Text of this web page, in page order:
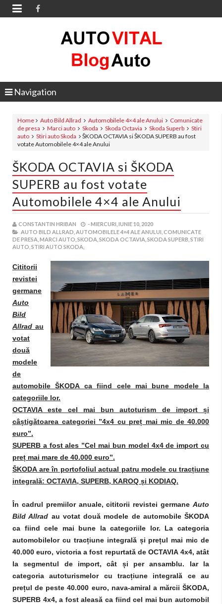

Navigation
Home Auto Bild Allrad Automobilele 4×4 ale Anului
Comunicate
de presa
Marci auto Skoda Skoda Octavia Skoda Superb
Stiri
auto
Stiri auto Skoda
ŠKODA OCTAVIA si ŠKODA SUPERB au fost
votate Automobilele 4×4 ale Anului
ŠKODA OCTAVIA si ŠKODA
SUPERB au fost votate
Automobilele 4×4 ale Anului
CONSTANTIN HRIBAN -MIERCURI, IUNIE 10, 2020
AUTO BILD ALLRAD, AUTOMOBILELE 4×4 ALE ANULUI, COMUNICATE
DE PRESA, MARCI AUTO, SKODA, SKODA OCTAVIA, SKODA SUPERB, STIRI
AUTO, STIRI AUTO SKODA,
Cititorii
revistei
germane
Auto
Bild
Allrad au
votat
două
modele
de
automobile ŠKODA ca fiind cele mai bune modele la
categoriile lor.
OCTAVIA este cel mai bun autoturism de import și
câștigătoarea categoriei ”4x4 cu preț mai mic de 40.000
euro”.
SUPERB a fost ales ”Cel mai bun model 4x4 de import cu
preț mai mare de 40.000 euro”.
ŠKODA are în portofoliul actual patru modele cu tracțiune
integrală: OCTAVIA, SUPERB, KAROQ și KODIAQ.
În cadrul premiilor anuale, cititorii revistei germane Auto
Bild Allrad au votat două modele de automobile ŠKODA
ca fiind cele mai bune la categoriile lor. La categoria
automobilelor cu tracțiune integrală și prețul mai mic de
40.000 euro, victoria a fost repurtată de OCTAVIA 4x4, atât
la segmentul de import, cât și per ansamblu. Iar la
categoria autoturismelor cu tracțiune integrală ce au
prețul de peste 40.000 euro, nava-amiral a mărcii ŠKODA,
SUPERB 4x4, a fost aleasă ca fiind cel mai bun automobil